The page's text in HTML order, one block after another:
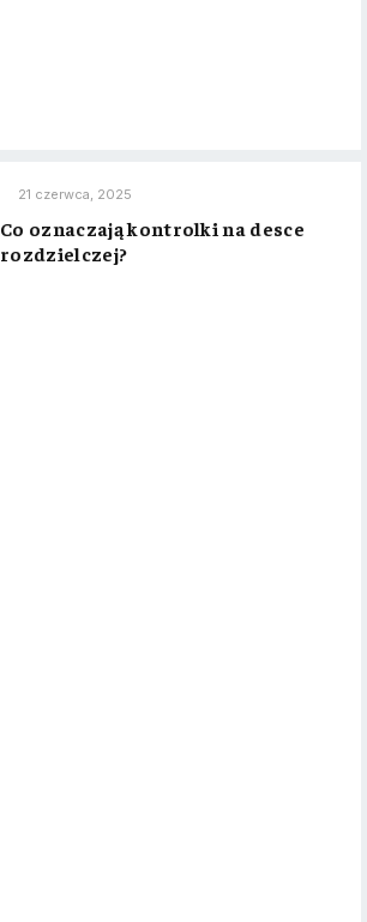
21 czerwca, 2025
Co oznaczają kontrolki na desce
rozdzielczej?